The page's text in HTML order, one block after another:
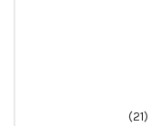
(21)